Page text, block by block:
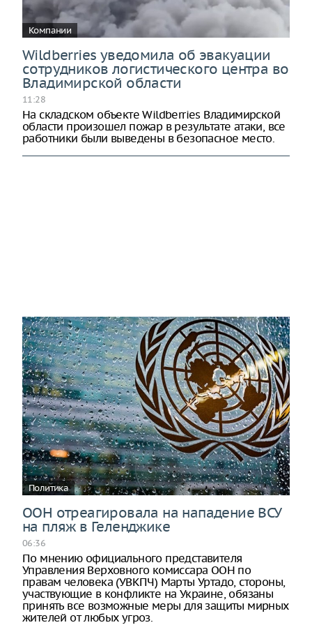
Компании
Wildberries уведомила об эвакуации
сотрудников логистического центра во
Владимирской области
11:28
На складском объекте Wildberries Владимирской
области произошел пожар в результате атаки, все
работники были выведены в безопасное место.
Политика
ООН отреагировала на нападение ВСУ
на пляж в Геленджике
06:36
По мнению официального представителя
Управления Верховного комиссара ООН по
правам человека (УВКПЧ) Марты Уртадо, стороны,
участвующие в конфликте на Украине, обязаны
принять все возможные меры для защиты мирных
жителей от любых угроз.